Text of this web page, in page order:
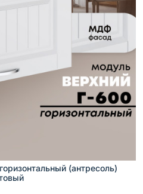
(антресоль)